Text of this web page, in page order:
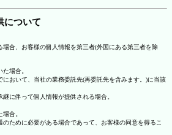
について
場合、お客様の個人情報を第三者(外国にある第三者を除
場合。
おいて、当社の業務委託先(再委託先を含みます。)に当該
に伴って個人情報が提供される場合。
合。
ために必要がある場合であって、お客様の同意を得るこ